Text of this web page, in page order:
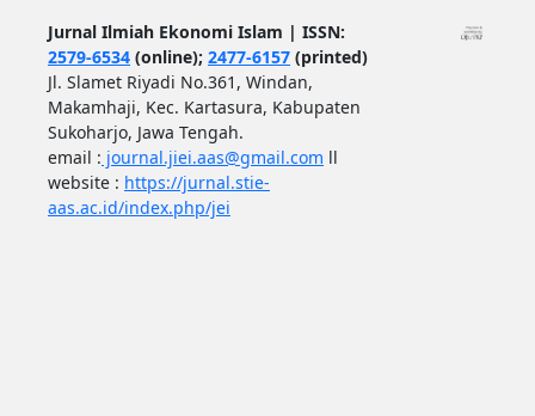
Jurnal Ilmiah Ekonomi Islam | ISSN:
2579-6534(online); 2477-6157(printed)
Jl. Slamet Riyadi No.361, Windan,
Makamhaji, Kec. Kartasura, Kabupaten
Sukoharjo, Jawa Tengah.
email : journal.jiei.aas@gmail.com ll
website : https://jurnal.stie-
aas.ac.id/index.php/jei